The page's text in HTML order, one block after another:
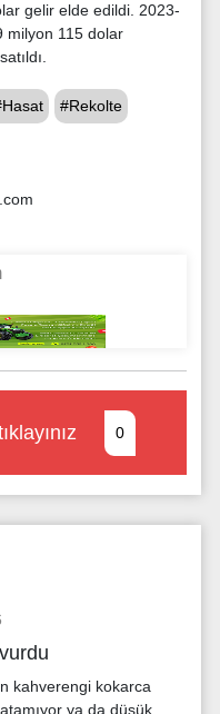
gelir elde edildi. 2023-
milyon 115 dolar
#Rekolte
0
kahverengi kokarca
ya da düşük